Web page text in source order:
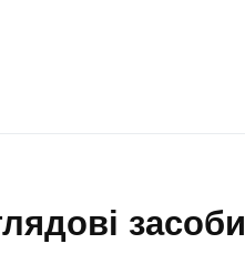
засоби